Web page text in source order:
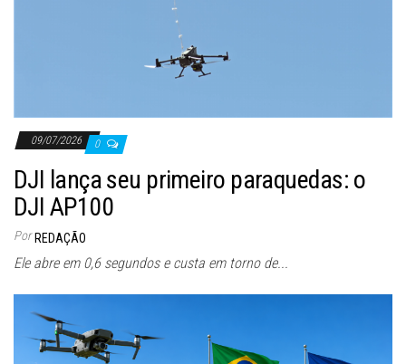
09/07/2026 0
DJI lança seu primeiro paraquedas: o
DJI AP100
Por REDAÇÃO
Ele abre em 0,6 segundos e custa em torno de...